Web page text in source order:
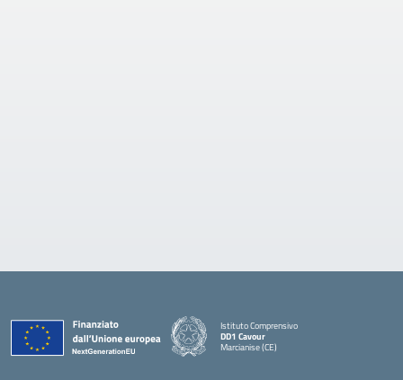
Istituto Comprensivo
DD1 Cavour
Marcianise (CE)